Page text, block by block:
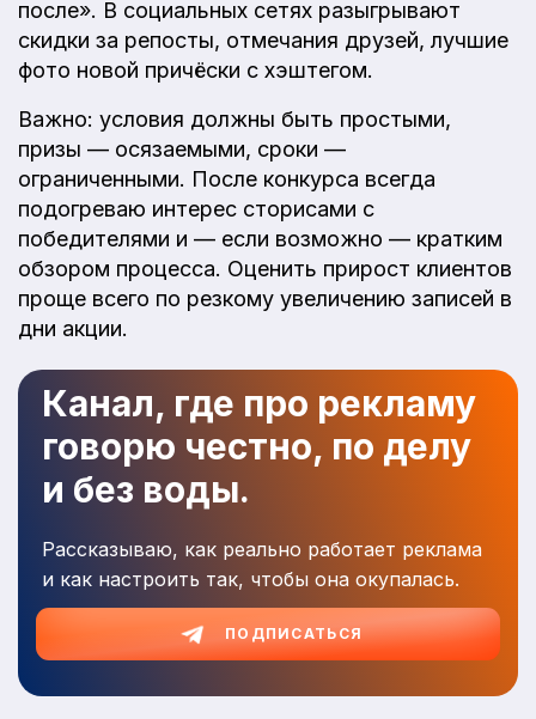
после». В социальных сетях разыгрывают
скидки за репосты, отмечания друзей, лучшие
фото новой причёски с хэштегом.
Важно: условия должны быть простыми,
призы — осязаемыми, сроки —
ограниченными. После конкурса всегда
подогреваю интерес сторисами с
победителями и — если возможно — кратким
обзором процесса. Оценить прирост клиентов
проще всего по резкому увеличению записей в
дни акции.
Канал, где про рекламу
говорю честно, по делу
и без воды.
Рассказываю, как реально работает реклама
и как настроить так, чтобы она окупалась.
ПОДПИСАТЬСЯ